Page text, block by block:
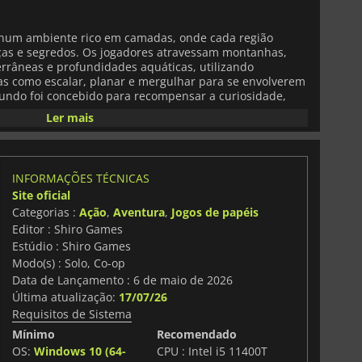
ambiente rico em camadas, onde cada região
e segredos. Os jogadores atravessam montanhas,
e profundidades aquáticas, utilizando
como escalar, planar e mergulhar para se envolverem
foi concebido para recompensar a curiosidade,
essencial da progressão.
se na flexibilidade e na experimentação. Em vez de
rígidos, Farever permite uma personalização extensiva
armas e combinações de atributos. Isto cria um
aperfeiçoar continuamente o seu estilo de jogo, quer
papéis de apoio estratégico ou construções
encontros cooperativos aumentam ainda mais esta
coordenadas e interações de habilidades
inclui sistemas robustos de criação e profissão que
Os jogadores podem recolher recursos, fabricar
várias profissões que influenciam o crescimento
isto, combinado com a estrutura aberta do jogo,
persistente de desenvolvimento, moldada
do jogador.
Ler mais
INFORMAÇÕES TÉCNICAS
Site oficial
Categorias : Ação, Aventura, Jogos de papéis
Editor : Shiro Games
Estúdio : Shiro Games
Modo(s) : Solo, Co-op
Data de Lançamento : 6 de maio de 2026
Última atualização: 17/07/26
Requisitos de Sistema
Mínimo
OS: Windows 10 (64-
Recomendado
CPU : Intel i5 11400T